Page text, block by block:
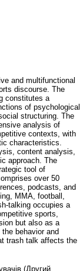
and multifunctional
discourse. The
constitutes a
of psychological
structuring. The
analysis of
contexts, with
characteristics.
content analysis,
approach. The
tool of
over 50
podcasts, and
MMA, football,
talking occupies a
sports,
but also as a
behavior and
trash talk affects the
(Другий